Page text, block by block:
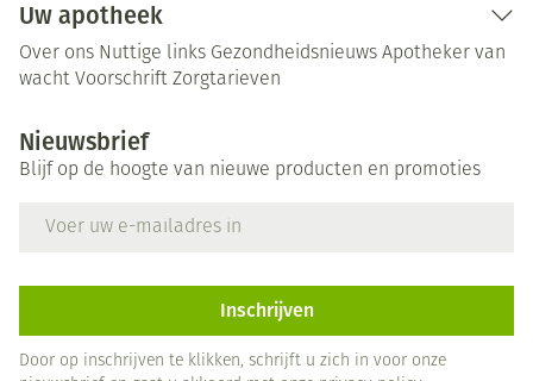
Uw apotheek
Over ons Nuttige links Gezondheidsnieuws Apotheker van
wacht Voorschrift Zorgtarieven
Nieuwsbrief
Blijf op de hoogte van nieuwe producten en promoties
Inschrijven
Door op inschrijven te klikken, schrijft u zich in voor onze